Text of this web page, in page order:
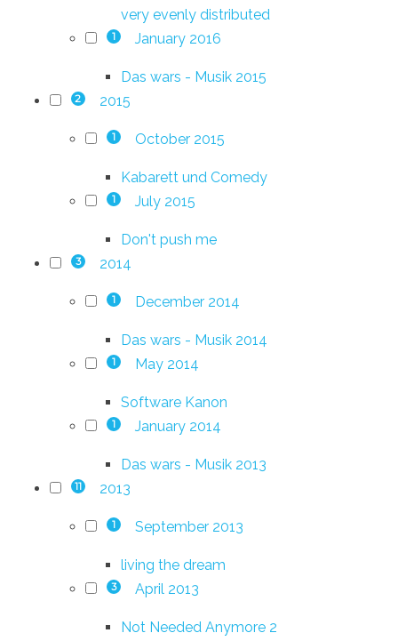
very evenly distributed
1 January 2016
Das wars - Musik 2015
2 2015
1 October 2015
Kabarett und Comedy
1 July 2015
Don't push me
3 2014
1 December 2014
Das wars - Musik 2014
1 May 2014
Software Kanon
1 January 2014
Das wars - Musik 2013
11 2013
1 September 2013
living the dream
3 April 2013
Not Needed Anymore 2